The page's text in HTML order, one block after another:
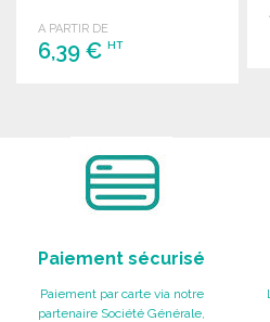
A PARTIR DE
6,39 € HT
Paiement sécurisé
Paiement par carte via notre
partenaire Société Générale,